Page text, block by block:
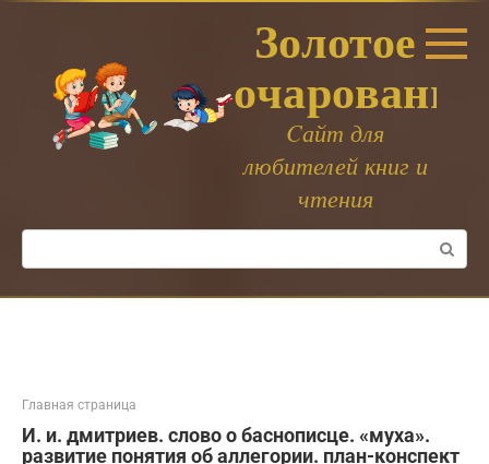
Золотое
очарование
Cайт для
любителей книг и
чтения
Поиск:
Главная страница
И. и. дмитриев. слово о баснописце. «муха».
развитие понятия об аллегории. план-конспект